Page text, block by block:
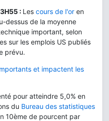
: Les cours de l'or en
dessus de la moyenne
important, selon
sur les emplois US publiés
prévu.
et impactent les
pour atteindre 5,0% en
du Bureau des statistiques
10ème de pourcent par